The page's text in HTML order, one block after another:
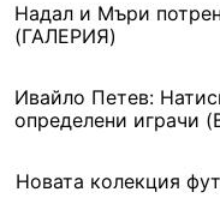
Надал и Мъри
(ГАЛЕРИЯ)
Ивайло Петев:
определени играчи
Новата колекция